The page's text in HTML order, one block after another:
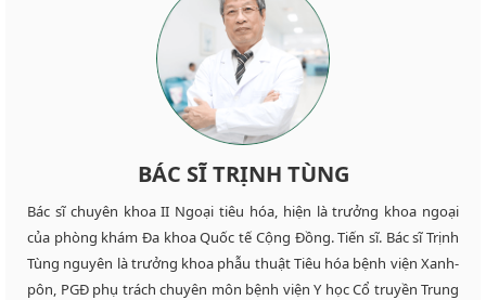
BÁC SĨ TRỊNH TÙNG
Bác sĩ chuyên khoa II Ngoại tiêu hóa, hiện là trưởng khoa ngoại
của phòng khám Đa khoa Quốc tế Cộng Đồng. Tiến sĩ. Bác sĩ Trịnh
Tùng nguyên là trưởng khoa phẫu thuật Tiêu hóa bệnh viện Xanh-
pôn, PGĐ phụ trách chuyên môn bệnh viện Y học Cổ truyền Trung